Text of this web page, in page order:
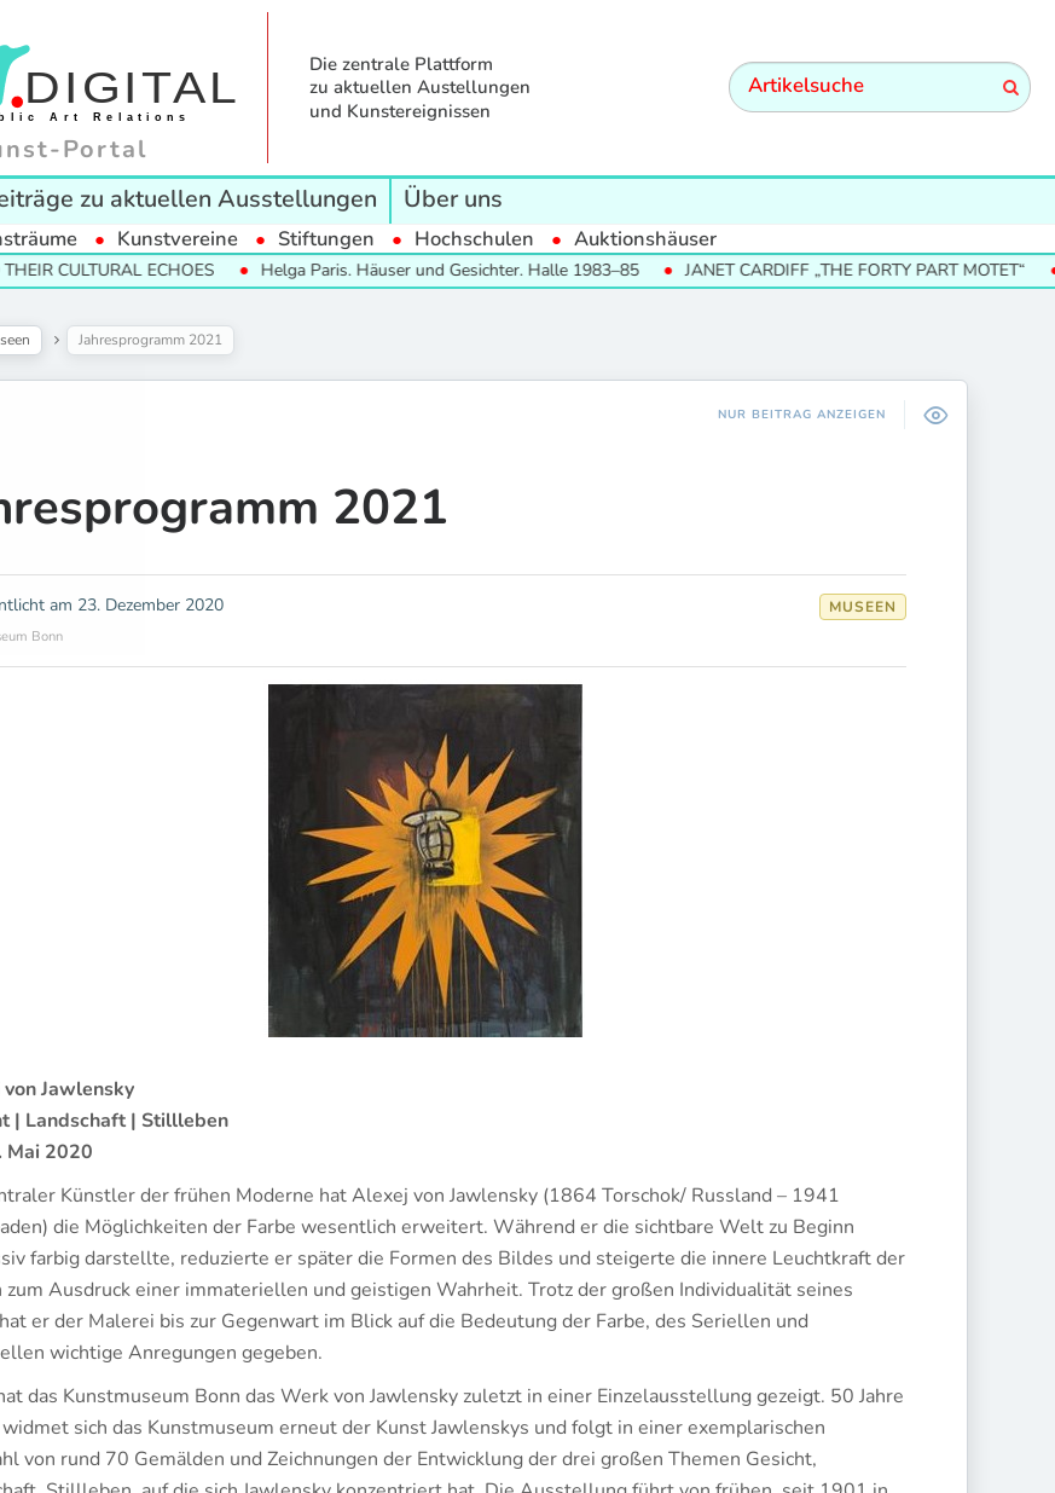
Portal
Die zentrale Plattform
zu aktuellen Austellungen
und Kunstereignissen
zu aktuellen Ausstellungen Über uns
Kunstvereine Stiftungen Hochschulen Auktionshäuser
ECHOES Helga Paris. Häuser und Gesichter. Halle 1983–85 JANET CARDIFF „THE FORTY PART MOTET“
Jahresprogramm 2021
NUR BEITRAG ANZEIGEN
2021
am 23. Dezember 2020 MUSEEN
Bonn
Jawlensky
| Landschaft | Stillleben
Mai 2020
Künstler der frühen Moderne hat Alexej von Jawlensky (1864 Torschok/ Russland – 1941
die Möglichkeiten der Farbe wesentlich erweitert. Während er die sichtbare Welt zu Beginn
farbig darstellte, reduzierte er später die Formen des Bildes und steigerte die innere Leuchtkraft der
zum Ausdruck einer immateriellen und geistigen Wahrheit. Trotz der großen Individualität seines
er der Malerei bis zur Gegenwart im Blick auf die Bedeutung der Farbe, des Seriellen und
wichtige Anregungen gegeben.
das Kunstmuseum Bonn das Werk von Jawlensky zuletzt in einer Einzelausstellung gezeigt. 50 Jahre
sich das Kunstmuseum erneut der Kunst Jawlenskys und folgt in einer exemplarischen
von rund 70 Gemälden und Zeichnungen der Entwicklung der drei großen Themen Gesicht,